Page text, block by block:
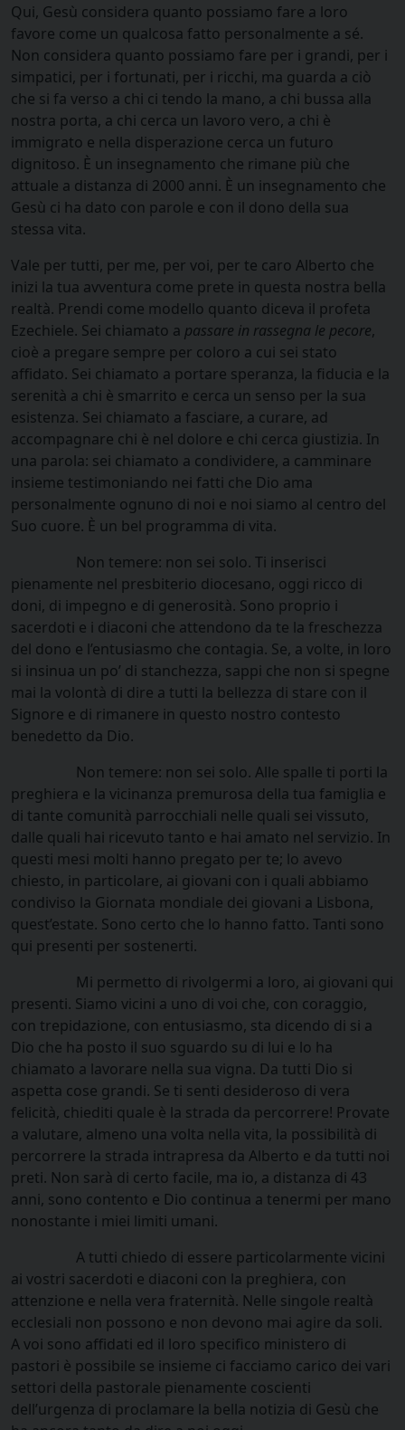
Qui, Gesù considera quanto possiamo fare a loro
favore come un qualcosa fatto personalmente a sé.
Non considera quanto possiamo fare per i grandi, per i
simpatici, per i fortunati, per i ricchi, ma guarda a ciò
che si fa verso a chi ci tendo la mano, a chi bussa alla
nostra porta, a chi cerca un lavoro vero, a chi è
immigrato e nella disperazione cerca un futuro
dignitoso. È un insegnamento che rimane più che
attuale a distanza di 2000 anni. È un insegnamento che
Gesù ci ha dato con parole e con il dono della sua
stessa vita.
Vale per tutti, per me, per voi, per te caro Alberto che
inizi la tua avventura come prete in questa nostra bella
realtà. Prendi come modello quanto diceva il profeta
Ezechiele. Sei chiamato a passare in rassegna le pecore,
cioè a pregare sempre per coloro a cui sei stato
affidato. Sei chiamato a portare speranza, la fiducia e la
serenità a chi è smarrito e cerca un senso per la sua
esistenza. Sei chiamato a fasciare, a curare, ad
accompagnare chi è nel dolore e chi cerca giustizia. In
una parola: sei chiamato a condividere, a camminare
insieme testimoniando nei fatti che Dio ama
personalmente ognuno di noi e noi siamo al centro del
Suo cuore. È un bel programma di vita.
Non temere: non sei solo. Ti inserisci
pienamente nel presbiterio diocesano, oggi ricco di
doni, di impegno e di generosità. Sono proprio i
sacerdoti e i diaconi che attendono da te la freschezza
del dono e l’entusiasmo che contagia. Se, a volte, in loro
si insinua un po’ di stanchezza, sappi che non si spegne
mai la volontà di dire a tutti la bellezza di stare con il
Signore e di rimanere in questo nostro contesto
benedetto da Dio.
Non temere: non sei solo. Alle spalle ti porti la
preghiera e la vicinanza premurosa della tua famiglia e
di tante comunità parrocchiali nelle quali sei vissuto,
dalle quali hai ricevuto tanto e hai amato nel servizio. In
questi mesi molti hanno pregato per te; lo avevo
chiesto, in particolare, ai giovani con i quali abbiamo
condiviso la Giornata mondiale dei giovani a Lisbona,
quest’estate. Sono certo che lo hanno fatto. Tanti sono
qui presenti per sostenerti.
Mi permetto di rivolgermi a loro, ai giovani qui
presenti. Siamo vicini a uno di voi che, con coraggio,
con trepidazione, con entusiasmo, sta dicendo di si a
Dio che ha posto il suo sguardo su di lui e lo ha
chiamato a lavorare nella sua vigna. Da tutti Dio si
aspetta cose grandi. Se ti senti desideroso di vera
felicità, chiediti quale è la strada da percorrere! Provate
a valutare, almeno una volta nella vita, la possibilità di
percorrere la strada intrapresa da Alberto e da tutti noi
preti. Non sarà di certo facile, ma io, a distanza di 43
anni, sono contento e Dio continua a tenermi per mano
nonostante i miei limiti umani.
A tutti chiedo di essere particolarmente vicini
ai vostri sacerdoti e diaconi con la preghiera, con
attenzione e nella vera fraternità. Nelle singole realtà
ecclesiali non possono e non devono mai agire da soli.
A voi sono affidati ed il loro specifico ministero di
pastori è possibile se insieme ci facciamo carico dei vari
settori della pastorale pienamente coscienti
dell’urgenza di proclamare la bella notizia di Gesù che